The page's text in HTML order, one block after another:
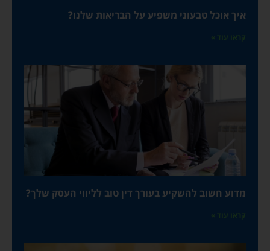
איך אוכל טבעוני משפיע על הבריאות שלנו?
קראו עוד »
מדוע חשוב להשקיע בעורך דין טוב לליווי העסק שלך?
קראו עוד »